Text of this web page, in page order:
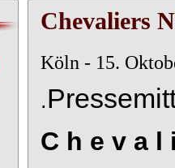
Chevaliers
Köln - 15.
.
C h e v a